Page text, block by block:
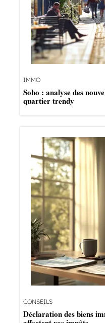
IMMO
Soho : analyse des
quartier trendy
CONSEILS
Déclaration des biens